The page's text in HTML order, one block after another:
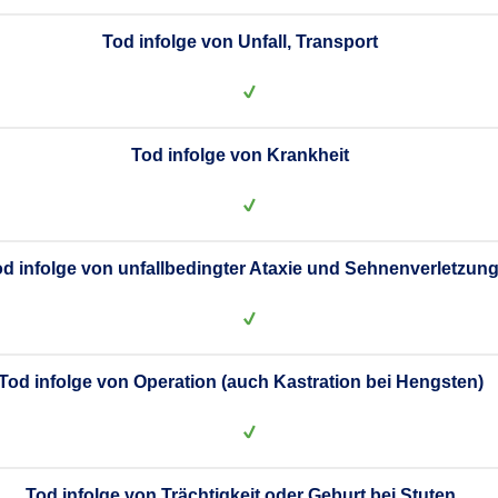
Tod infolge von Unfall, Transport
Tod infolge von Krankheit
infolge von unfallbedingter Ataxie und Sehnenverletzung
infolge von Operation (auch Kastration bei Hengsten)